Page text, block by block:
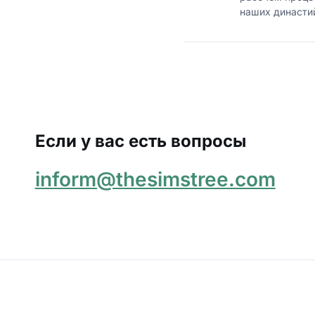
наших
Если у вас есть вопросы
inform@thesimstree.com